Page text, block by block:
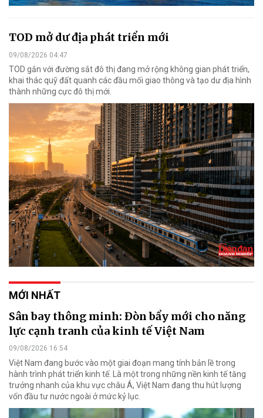
TOD mở dư địa phát triển mới
09/08/2026 04:47
TOD gắn với đường sắt đô thị đang mở rộng không gian phát triển,
khai thác quỹ đất quanh các đầu mối giao thông và tạo dư địa hình
thành những cực đô thị mới.
MỚI NHẤT
Sân bay thông minh: Đòn bẩy mới cho năng
lực cạnh tranh của kinh tế Việt Nam
09/08/2026 16:54
Việt Nam đang bước vào một giai đoạn mang tính bản lề trong
hành trình phát triển kinh tế. Là một trong những nền kinh tế tăng
trưởng nhanh của khu vực châu Á, Việt Nam đang thu hút lượng
vốn đầu tư nước ngoài ở mức kỷ lục.